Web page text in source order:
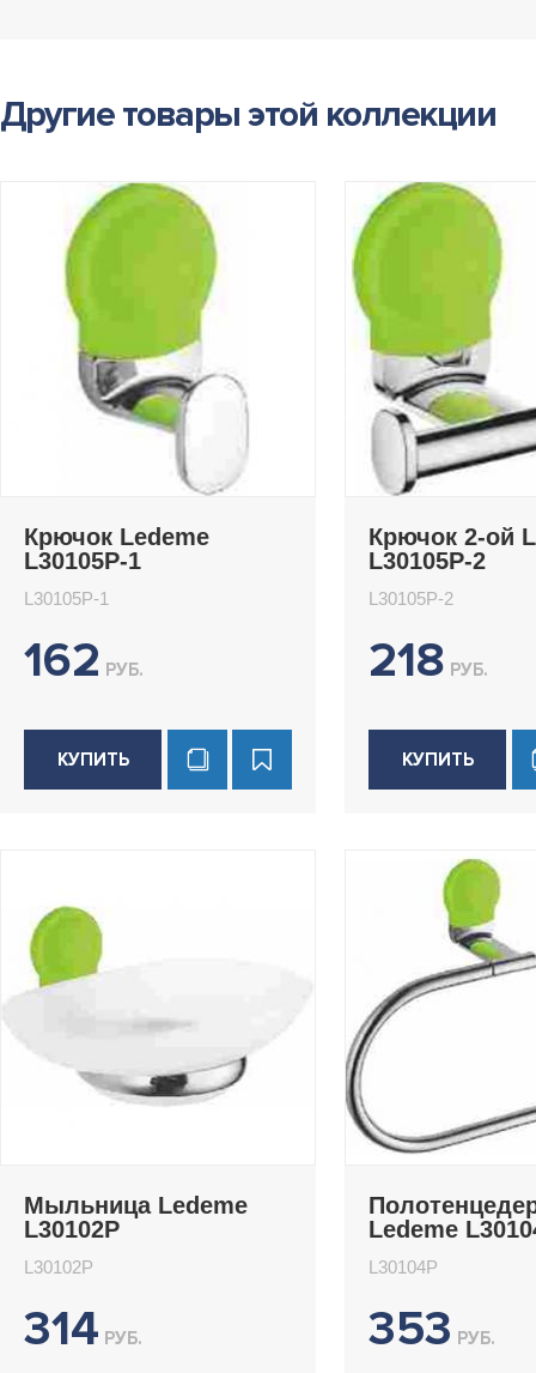
Другие товары этой коллекции
Крючок Ledeme
L30105P-1
L30105P-1
162 РУБ.
КУПИТЬ
Крючок 2-ой
L30105P-2
L30105P-2
218 РУБ.
КУПИТЬ
Мыльница Ledeme
L30102P
L30102P
314 РУБ.
Ledeme
L30104P
353 РУБ.